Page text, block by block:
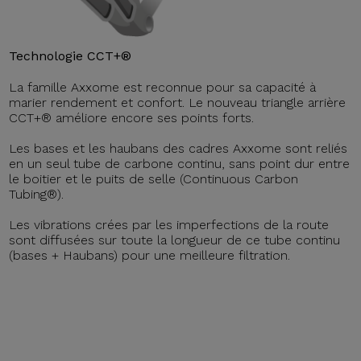
Technologie CCT+®
La famille Axxome est reconnue pour sa capacité à
marier rendement et confort. Le nouveau triangle arrière
CCT+® améliore encore ses points forts.
Les bases et les haubans des cadres Axxome sont reliés
en un seul tube de carbone continu, sans point dur entre
le boitier et le puits de selle (Continuous Carbon
Tubing®).
Les vibrations crées par les imperfections de la route
sont diffusées sur toute la longueur de ce tube continu
(bases + Haubans) pour une meilleure filtration.